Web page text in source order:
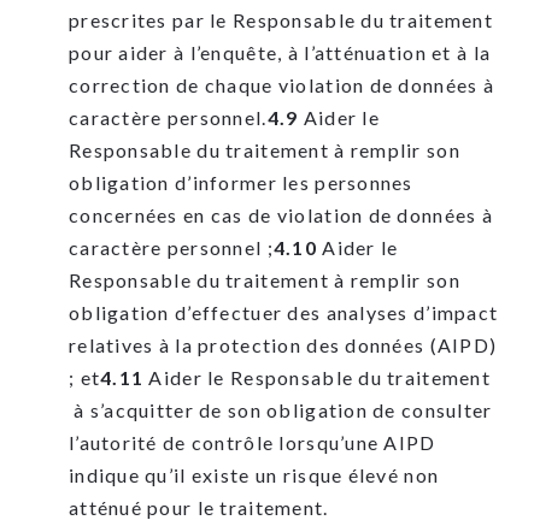
prescrites par le Responsable du traitement
pour aider à l’enquête, à l’atténuation et à la
correction de chaque violation de données à
caractère personnel. 4.9 Aider le
Responsable du traitement à remplir son
obligation d’informer les personnes
concernées en cas de violation de données à
caractère personnel ;4.10 Aider le
Responsable du traitement à remplir son
obligation d’effectuer des analyses d’impact
relatives à la protection des données (AIPD)
; et4.11 Aider le Responsable du traitement
à s’acquitter de son obligation de consulter
l’autorité de contrôle lorsqu’une AIPD
indique qu’il existe un risque élevé non
atténué pour le traitement.